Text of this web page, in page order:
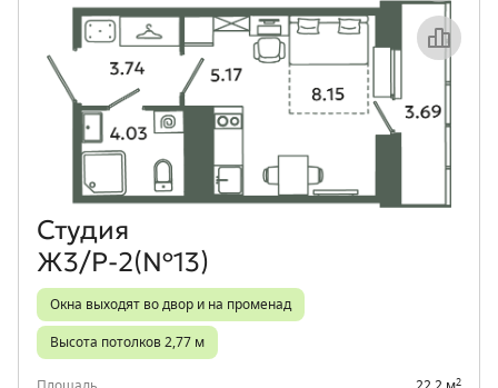
Объект месяца
Студия
Ж3/Р-2(№13)
Окна выходят во двор и на променад
Высота потолков 2,77 м
2